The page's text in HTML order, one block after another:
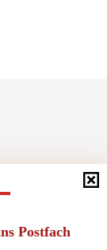
Postfach